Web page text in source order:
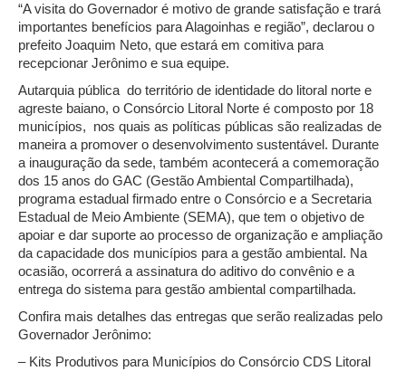
“A visita do Governador é motivo de grande satisfação e trará
importantes benefícios para Alagoinhas e região”, declarou o
prefeito Joaquim Neto, que estará em comitiva para
recepcionar Jerônimo e sua equipe.
Autarquia pública do território de identidade do litoral norte e
agreste baiano, o Consórcio Litoral Norte é composto por 18
municípios, nos quais as políticas públicas são realizadas de
maneira a promover o desenvolvimento sustentável. Durante
a inauguração da sede, também acontecerá a comemoração
dos 15 anos do GAC (Gestão Ambiental Compartilhada),
programa estadual firmado entre o Consórcio e a Secretaria
Estadual de Meio Ambiente (SEMA), que tem o objetivo de
apoiar e dar suporte ao processo de organização e ampliação
da capacidade dos municípios para a gestão ambiental. Na
ocasião, ocorrerá a assinatura do aditivo do convênio e a
entrega do sistema para gestão ambiental compartilhada.
Confira mais detalhes das entregas que serão realizadas pelo
Governador Jerônimo:
– Kits Produtivos para Municípios do Consórcio CDS Litoral